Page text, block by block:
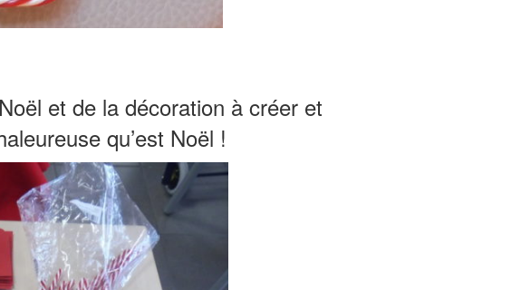
et de la décoration à créer et
qu’est Noël !